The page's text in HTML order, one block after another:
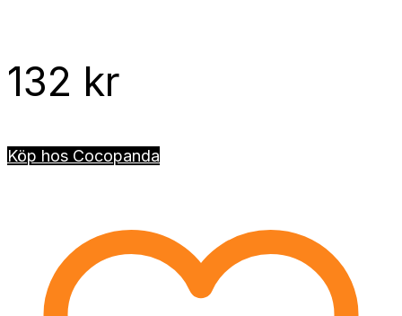
132 kr
Köp hos Cocopanda